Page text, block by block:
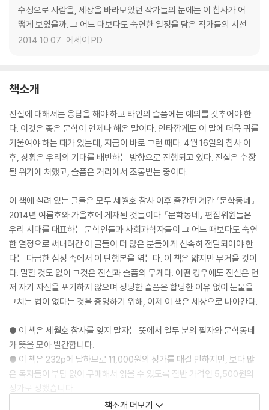
수성으로 사람을, 세상을 바라보았던 작가들의 눈에는 이 참사가 어
떻게 보였을까. 그 어느 때보다도 숙연한 열정을 담은 작가들의 시선
2014.10.07. 에세이 PD
책소개
진실에 대해서는 응답을 해야 하고 타인의 슬픔에는 예의를 갖추어야 한
다. 이것은 좋은 문학이 언제나 해온 말이다. 안타깝게도 이 말에 더욱 귀를
기울여야 하는 때가 있는데, 지금이 바로 그런 때다. 4월 16일의 참사 이
후, 상황은 우리의 기대를 배반하는 방향으로 진행되고 있다. 진실은 수장
될 위기에 처했고, 슬픔은 거리에서 조롱받는 중이다.
이 책에 실려 있는 글들은 모두 세월호 참사 이후 출간된 계간 『문학동네』
2014년 여름호와 가을호에 게재된 것들이다. 『문학동네』 편집위원들은
우리 시대를 대표하는 문학인들과 사회과학자들이 그 어느 때보다도 숙연
한 열정으로 써내려간 이 글들이 더 많은 분들에게 신속히 전달되어야 한
다는 다급한 심정 속에서 이 단행본을 엮는다. 이 책은 얇지만 무거울 것이
다. 말할 것도 없이 그것은 진실과 슬픔의 무게다. 어떤 경우에도 진실은 먼
저 자기 자신을 포기하지 않으며 정당한 슬픔은 합당한 이유 없이 눈물을
그치는 법이 없다는 것을 증명하기 위해, 이제 이 책은 세상으로 나아간다.
● 이 책은 세월호 참사를 잊지 말자는 뜻에서 열두 분의 필자와 문학동네
가 뜻을 모아 발간합니다.
● 이 책은 232p에 달하므로 11,000원의 정가를 매길 만하지만, 보다 많
은 독자들이 부담 없이 구매해서 읽을 수 있도록 절반 가격인 5,500원의
정가로 정했습니다.
● 저자들은 이 책의 인세를 모두 기부하기로 했습니다.
책소개 더보기